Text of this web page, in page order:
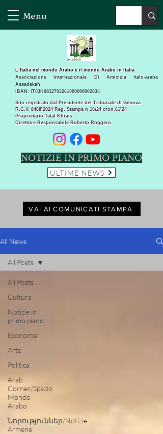
Menu
Sito registrato dal Presidente del Tribunale di Genova
R.G.V. 8468\2024 Reg. Stampa n 16\24 cron.61\24 ​
Proprietario Talal Khrais
Direttore Responsabile Roberto Roggero
L’Italia nel mondo Arabo e il mondo Arabo in Italia
Associazione Internazionale Di Amicizia Italo-araba
Assadakah
IBAN: IT03K0832703261000000002834
NOTIZIE IN PRIMO PIANO
ULTIME NEWS
VAI AI COMUNICATI STAMPA
All News
All Posts
Cultura
Notizie in
primo piano
Economia
Arte
Politica
Arab
Corner/Spazio
Mondo
Arabo
Նորություններ/Notizie
Armene
All Posts